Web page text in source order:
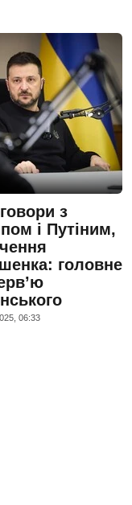
з
і Путіним,
головне
06:33